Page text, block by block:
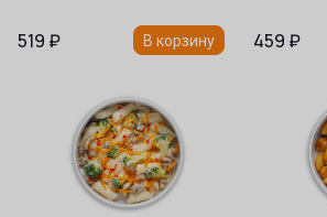
519 ₽ В корзину 459 ₽